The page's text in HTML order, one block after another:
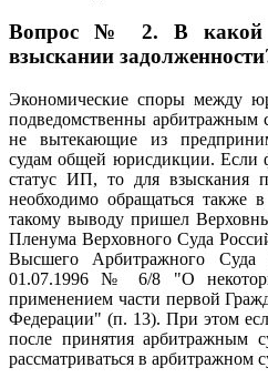
Вопрос № 2. В какой
взыскании
Экономические споры между
подведомственны арбитражным
не вытекающие из
судам общей юрисдикции. Если
статус ИП, то для взыскания
необходимо обращаться
такому выводу пришел
Пленума Верховного Суда
Высшего Арбитражного Суда
01.07.1996 № 6/8 "О
применением части первой
Федерации" (п. 13). При этом
после принятия арбитражным
рассматриваться в арбитражном